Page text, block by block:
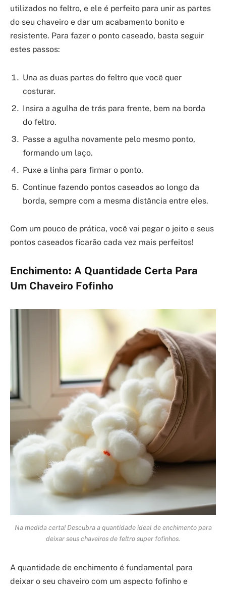
utilizados no feltro, e ele é perfeito para unir as partes
do seu chaveiro e dar um acabamento bonito e
resistente. Para fazer o ponto caseado, basta seguir
estes passos:
Una as duas partes do feltro que você quer
costurar.
Insira a agulha de trás para frente, bem na borda
do feltro.
Passe a agulha novamente pelo mesmo ponto,
formando um laço.
Puxe a linha para firmar o ponto.
Continue fazendo pontos caseados ao longo da
borda, sempre com a mesma distância entre eles.
Com um pouco de prática, você vai pegar o jeito e seus
pontos caseados ficarão cada vez mais perfeitos!
Enchimento: A Quantidade Certa Para
Um Chaveiro Fofinho
Na medida certa! Descubra a quantidade ideal de enchimento para
deixar seus chaveiros de feltro super fofinhos.
A quantidade de enchimento é fundamental para
deixar o seu chaveiro com um aspecto fofinho e